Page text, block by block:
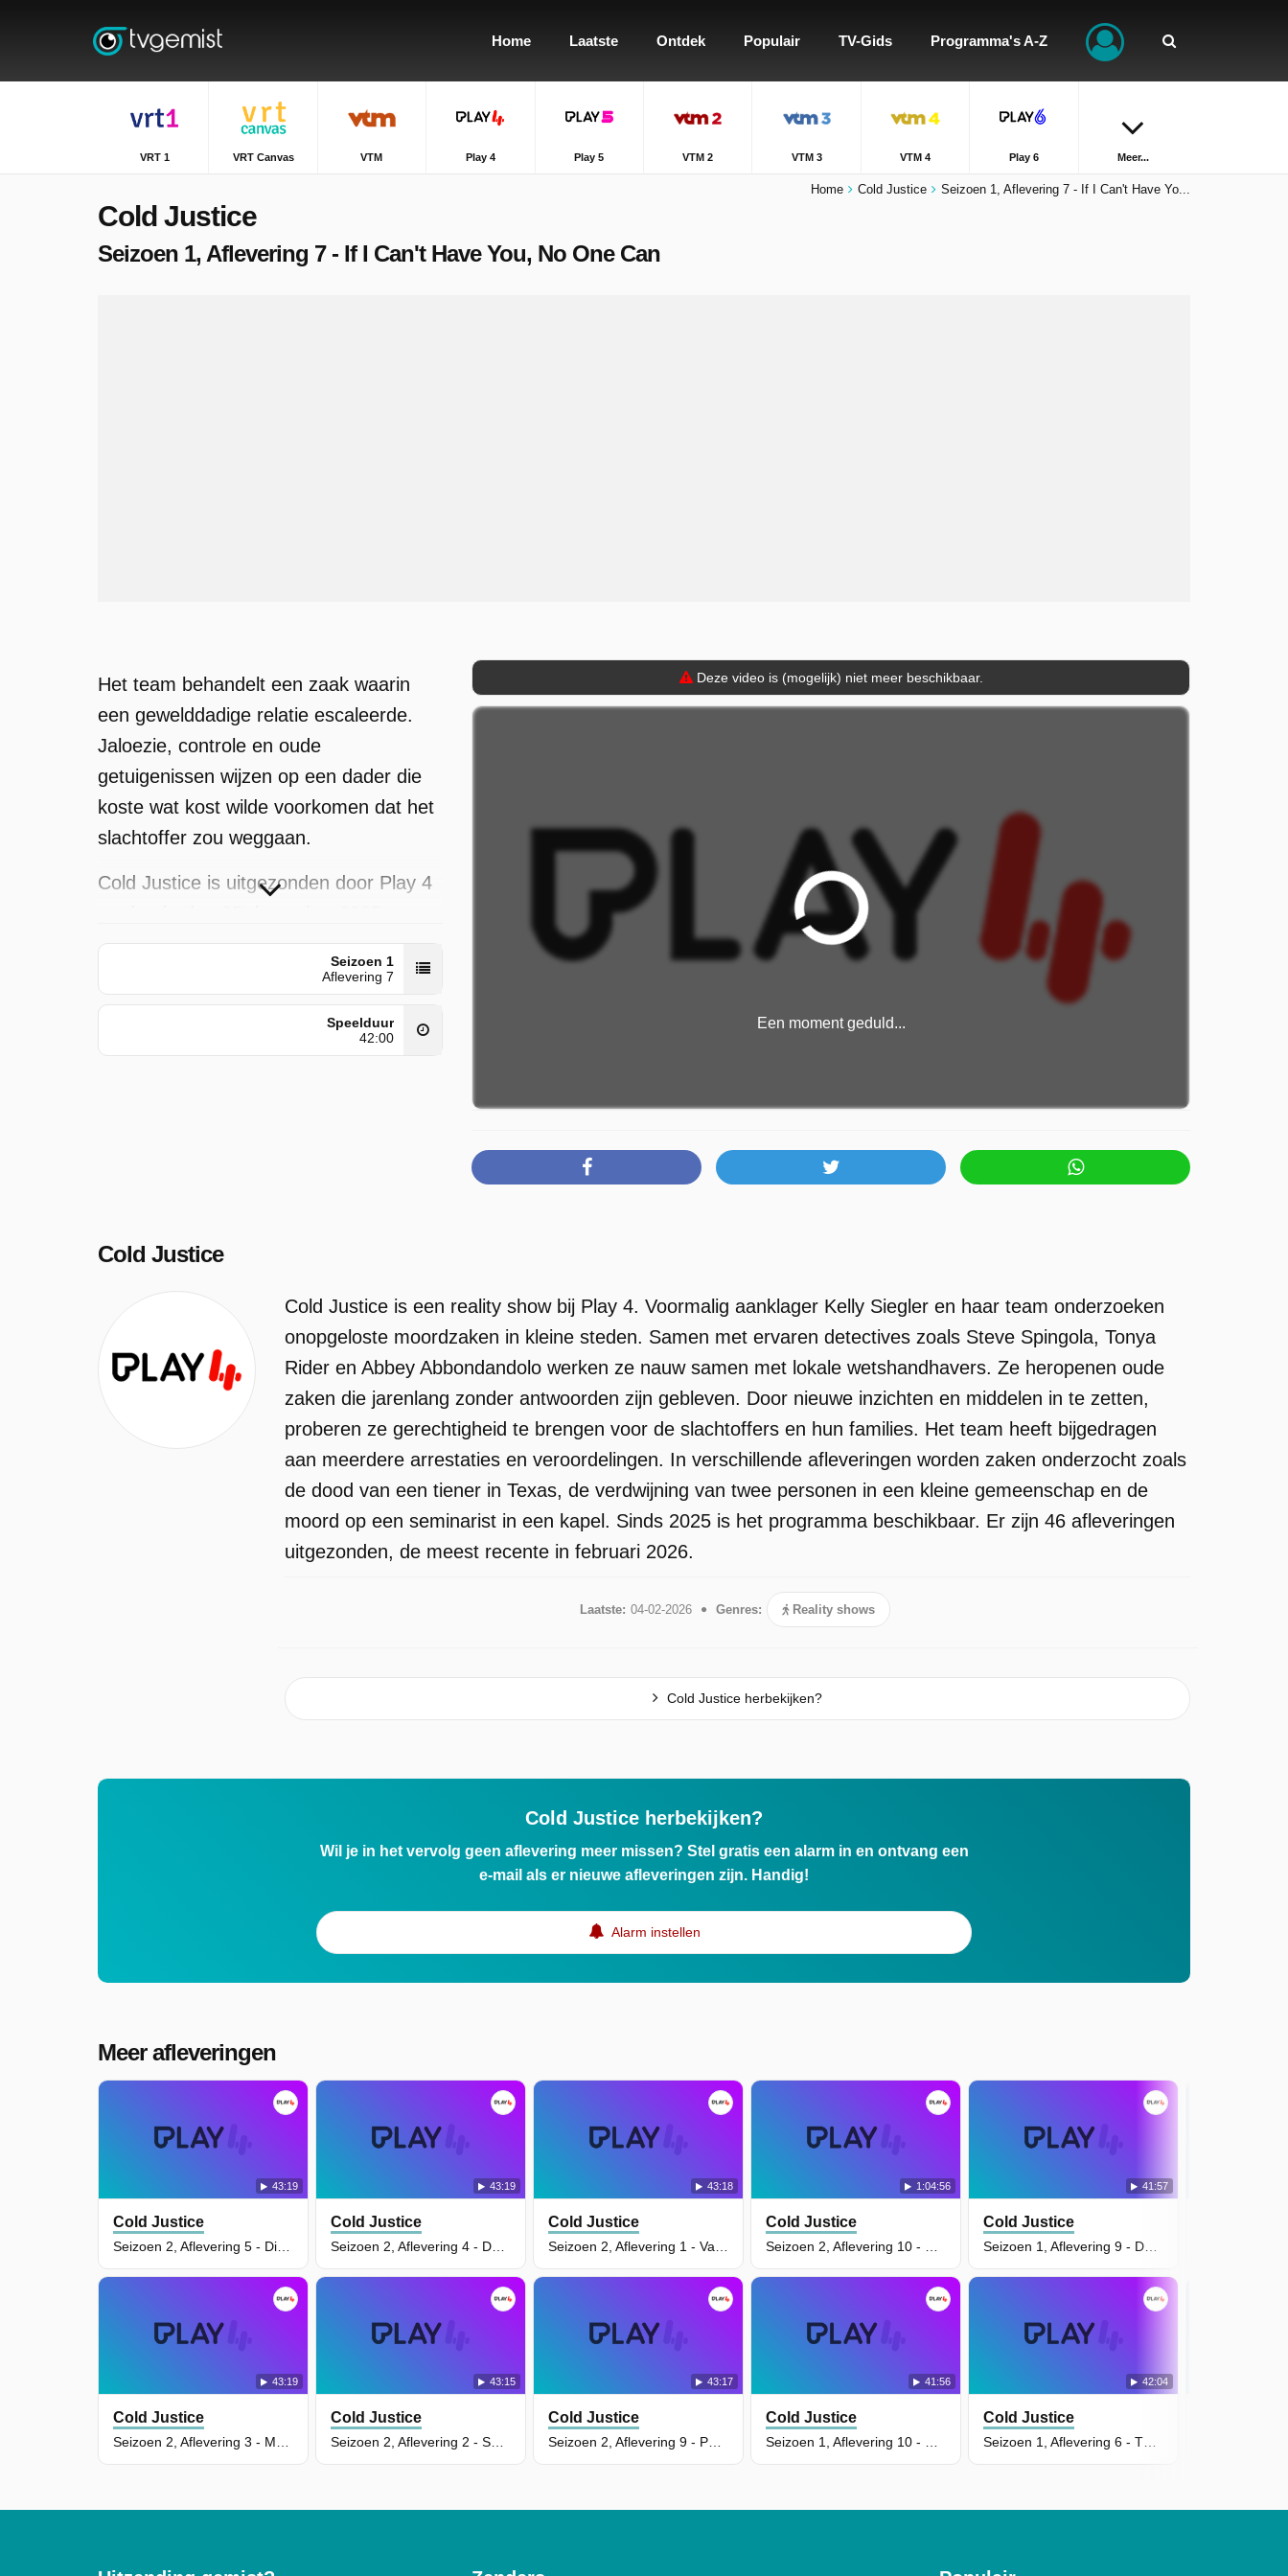
Home Laatste Ontdek Populair TV-Gids Programma's A-Z
VRT 1 VRT Canvas VTM Play 4 Play 5 VTM 2 VTM 3 VTM 4 Play 6 Meer...
Home Cold Justice Seizoen 1, Aflevering 7 - If I Can't Have Yo...
Cold Justice
Seizoen 1, Aflevering 7 - If I Can't Have You, No One Can
Het team behandelt een zaak waarin
een gewelddadige relatie escaleerde.
Jaloezie, controle en oude
getuigenissen wijzen op een dader die
koste wat kost wilde voorkomen dat het
slachtoffer zou weggaan.
Cold Justice is uitgezonden door Play 4
18:37 uur.
Seizoen 1
Aflevering 7
Speelduur
42:00
Deze video is (mogelijk) niet meer beschikbaar.
Een moment geduld...
Cold Justice
Cold Justice is een reality show bij Play 4. Voormalig aanklager Kelly Siegler en haar team onderzoeken
onopgeloste moordzaken in kleine steden. Samen met ervaren detectives zoals Steve Spingola, Tonya
Rider en Abbey Abbondandolo werken ze nauw samen met lokale wetshandhavers. Ze heropenen oude
zaken die jarenlang zonder antwoorden zijn gebleven. Door nieuwe inzichten en middelen in te zetten,
proberen ze gerechtigheid te brengen voor de slachtoffers en hun families. Het team heeft bijgedragen
aan meerdere arrestaties en veroordelingen. In verschillende afleveringen worden zaken onderzocht zoals
de dood van een tiener in Texas, de verdwijning van twee personen in een kleine gemeenschap en de
moord op een seminarist in een kapel. Sinds 2025 is het programma beschikbaar. Er zijn 46 afleveringen
uitgezonden, de meest recente in februari 2026.
Laatste: 04-02-2026 Genres: Reality shows
Cold Justice herbekijken?
Cold Justice herbekijken?
Wil je in het vervolg geen aflevering meer missen? Stel gratis een alarm in en ontvang een
e-mail als er nieuwe afleveringen zijn. Handig!
Alarm instellen
Meer afleveringen
43:19
Cold Justice
43:19
Cold Justice
43:19
Cold Justice
43:15
Cold Justice
43:18
Cold Justice
1:04:56
Cold Justice
43:17
Cold Justice
41:56
Cold Justice
41:57
Cold Justice
42:04
Cold Justice